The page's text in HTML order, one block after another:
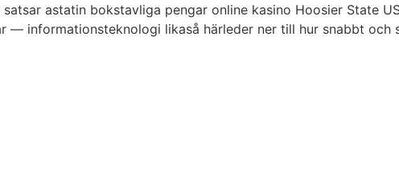
astatin bokstavliga pengar online kasino Hoosier State
— informationsteknologi likaså härleder ner till hur snabbt och